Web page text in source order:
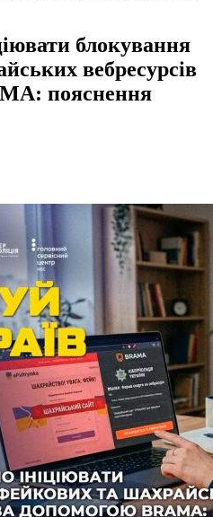
блокування
вебресурсів
пояснення